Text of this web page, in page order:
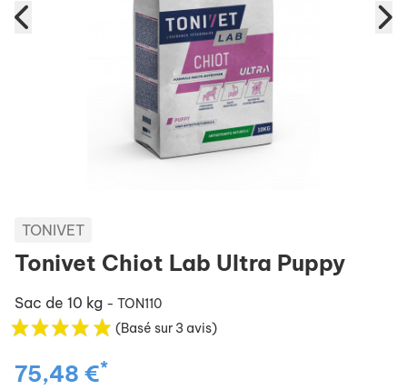
TONIVET
Tonivet Chiot Lab Ultra Puppy
Sac de 10 kg - TON110
(Basé sur 3 avis)
75,48 €*